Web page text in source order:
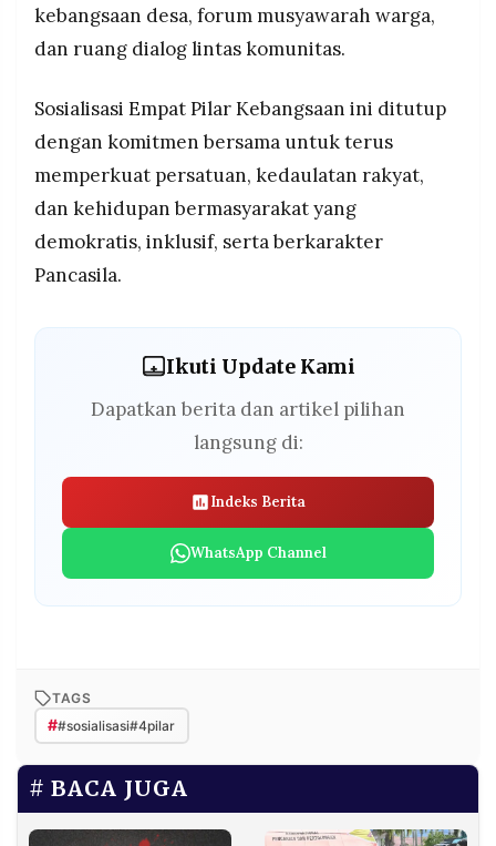
kebangsaan desa, forum musyawarah warga,
dan ruang dialog lintas komunitas.
Sosialisasi Empat Pilar Kebangsaan ini ditutup
dengan komitmen bersama untuk terus
memperkuat persatuan, kedaulatan rakyat,
dan kehidupan bermasyarakat yang
demokratis, inklusif, serta berkarakter
Pancasila.
Ikuti Update Kami
Dapatkan berita dan artikel pilihan
langsung di:
Indeks Berita
WhatsApp Channel
TAGS
##sosialisasi#4pilar
BACA JUGA